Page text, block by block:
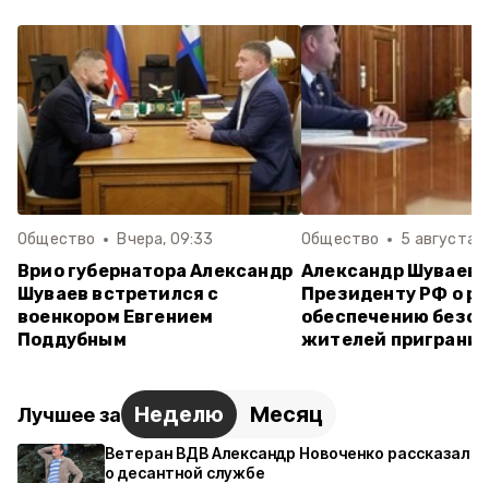
Общество Вчера, 09:33
Врио губернатора Александр
Шуваев встретился с
военкором Евгением
Поддубным
Общество 5 августа ,
Александр Шуваев
Президенту РФ о
обеспечению
жителей
Лучшее за Неделю Месяц
Ветеран ВДВ Александр Новоченко рассказал
о десантной службе